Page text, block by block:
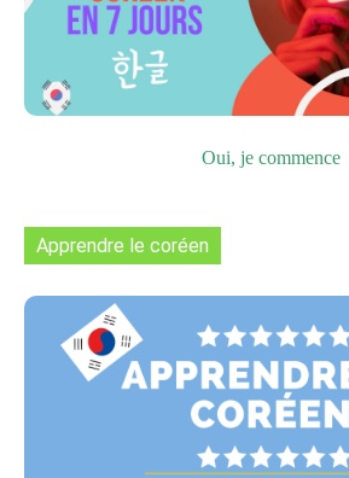
Oui, je commence
Apprendre le coréen